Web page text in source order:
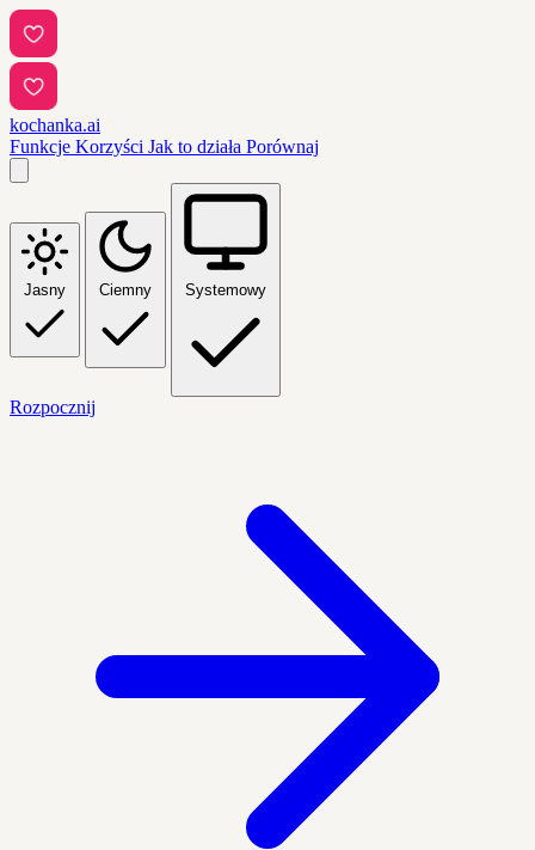
kochanka.ai
Funkcje Korzyści Jak to działa Porównaj
Jasny Ciemny Systemowy
Rozpocznij